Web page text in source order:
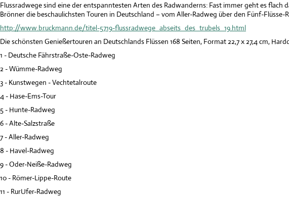
Flussradwege sind eine der entspanntesten Arten des Radwanderns: Fast immer geht es
Brönner die beschaulichsten Touren in Deutschland – vom Aller-Radweg über den Fünf-
http://www.bruckmann.de/titel-5719-flussradwege_abseits_des_trubels_19.html
Die schönsten Genießertouren an Deutschlands Flüssen 168 Seiten, Format 22,7 x 27,4 cm,
1 - Deutsche Fährstraße-Oste-Radweg
2 - Wümme-Radweg
3 - Kunstwegen - Vechtetalroute
4 - Hase-Ems-Tour
5 - Hunte-Radweg
6 - Alte-Salzstraße
7 - Aller-Radweg
8 - Havel-Radweg
9 - Oder-Neiße-Radweg
10 - Römer-Lippe-Route
11 - RurUfer-Radweg